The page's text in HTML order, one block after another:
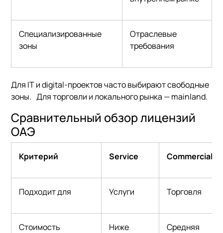
Специализированные
зоны
Отраслевые
требования
Для IT и digital-проектов часто выбирают свободные
зоны. Для торговли и локального рынка — mainland.
Сравнительный обзор лицензий
ОАЭ
Критерий Service Commercial
Подходит для Услуги Торговля
Стоимость Ниже Средняя